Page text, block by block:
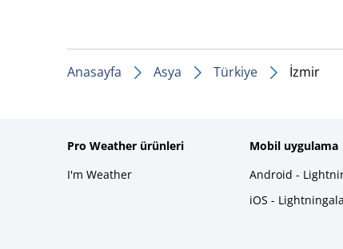
Anasayfa Asya Türkiye İzmir
Pro Weather ürünleri
I'm Weather
Mobil uygulama
Android -
iOS -